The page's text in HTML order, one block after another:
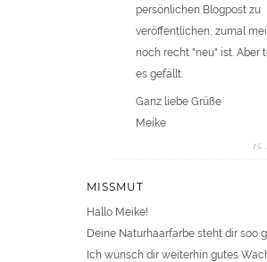
persönlichen Blogpost zu
veröffentlichen, zumal
noch recht "neu" ist. Aber
es gefällt.
Ganz liebe Grüße
Meike
MISSMUT
Hallo Meike!
Deine Naturhaarfarbe steht dir soo
Ich wünsch dir weiterhin gutes